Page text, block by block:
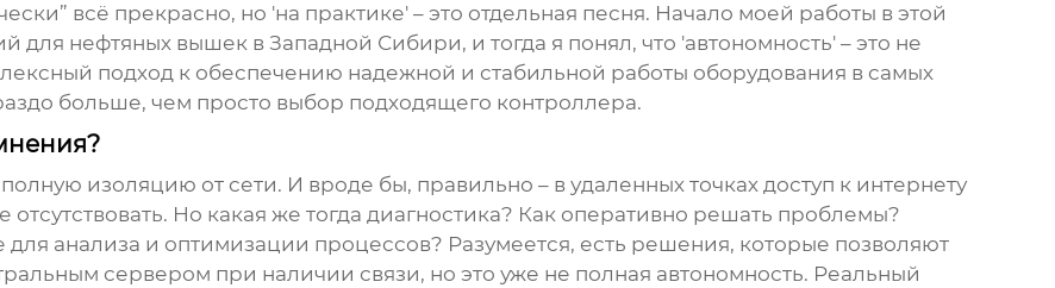
всё прекрасно, но 'на практике' – это отдельная песня. Начало моей работы в этой
нефтяных вышек в Западной Сибири, и тогда я понял, что 'автономность' – это не
подход к обеспечению надежной и стабильной работы оборудования в самых
больше, чем просто выбор подходящего контроллера.
изоляцию от сети. И вроде бы, правильно – в удаленных точках доступ к интернету
Но какая же тогда диагностика? Как оперативно решать проблемы?
анализа и оптимизации процессов? Разумеется, есть решения, которые позволяют
сервером при наличии связи, но это уже не полная автономность. Реальный